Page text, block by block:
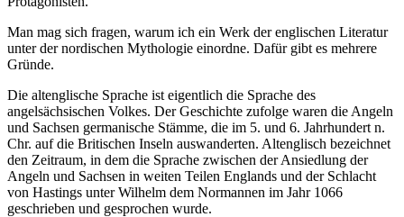
Man mag sich fragen, warum ich ein Werk der englischen Literatur
unter der nordischen Mythologie einordne. Dafür gibt es mehrere
Gründe.
Die altenglische Sprache ist eigentlich die Sprache des
angelsächsischen Volkes. Der Geschichte zufolge waren die Angeln
und Sachsen germanische Stämme, die im 5. und 6. Jahrhundert n.
Chr. auf die Britischen Inseln auswanderten. Altenglisch bezeichnet
den Zeitraum, in dem die Sprache zwischen der Ansiedlung der
Angeln und Sachsen in weiten Teilen Englands und der Schlacht
von Hastings unter Wilhelm dem Normannen im Jahr 1066
geschrieben und gesprochen wurde.